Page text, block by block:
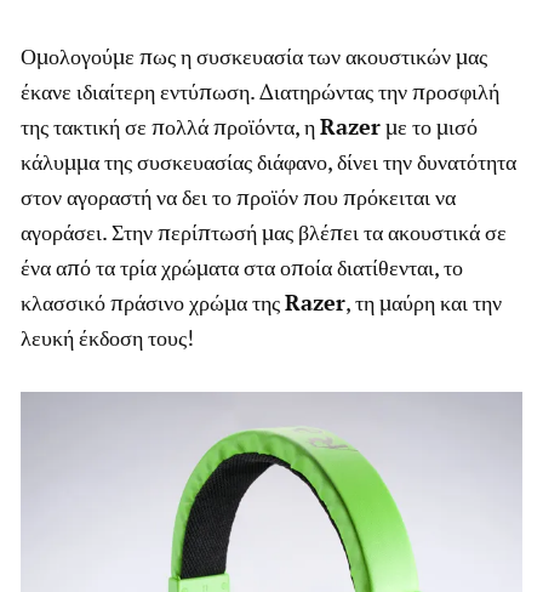
Ομολογούμε πως η συσκευασία των ακουστικών μας
έκανε ιδιαίτερη εντύπωση. Διατηρώντας την προσφιλή
της τακτική σε πολλά προϊόντα, ηRazerμε το μισό
κάλυμμα της συσκευασίας διάφανο, δίνει την δυνατότητα
στον αγοραστή να δει το προϊόν που πρόκειται να
αγοράσει. Στην περίπτωσή μας βλέπει τα ακουστικά σε
ένα από τα τρία χρώματα στα οποία διατίθενται, το
κλασσικό πράσινο χρώμα τηςRazer, τη μαύρη και την
λευκή έκδοση τους!